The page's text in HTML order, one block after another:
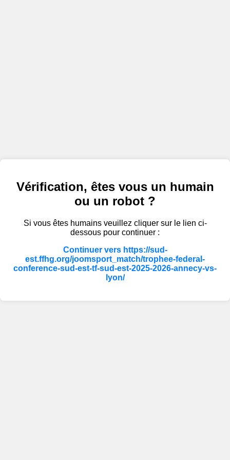
Vérification, êtes vous un humain
ou un robot ?
Si vous êtes humains veuillez cliquer sur le lien ci-
dessous pour continuer :
Continuer vers https://sud-
est.ffhg.org/joomsport_match/trophee-federal-
conference-sud-est-tf-sud-est-2025-2026-annecy-vs-
lyon/